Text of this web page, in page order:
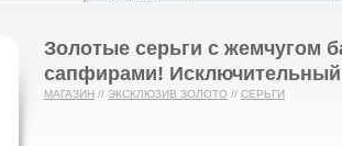
Золотые серьги с жемчугом
сапфирами!
МАГАЗИН // ЭКСКЛЮЗИВ ЗОЛОТО // СЕРЬГИ